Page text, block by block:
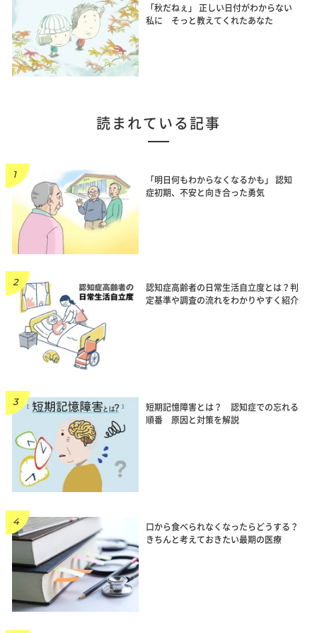
「秋だねぇ」 正しい日付がわからない
私に そっと教えてくれたあなた
読まれている記事
「明日何もわからなくなるかも」 認知
症初期、不安と向き合った勇気
認知症高齢者の日常生活自立度とは？判
定基準や調査の流れをわかりやすく紹介
短期記憶障害とは？ 認知症での忘れる
順番 原因と対策を解説
口から食べられなくなったらどうする？
きちんと考えておきたい最期の医療